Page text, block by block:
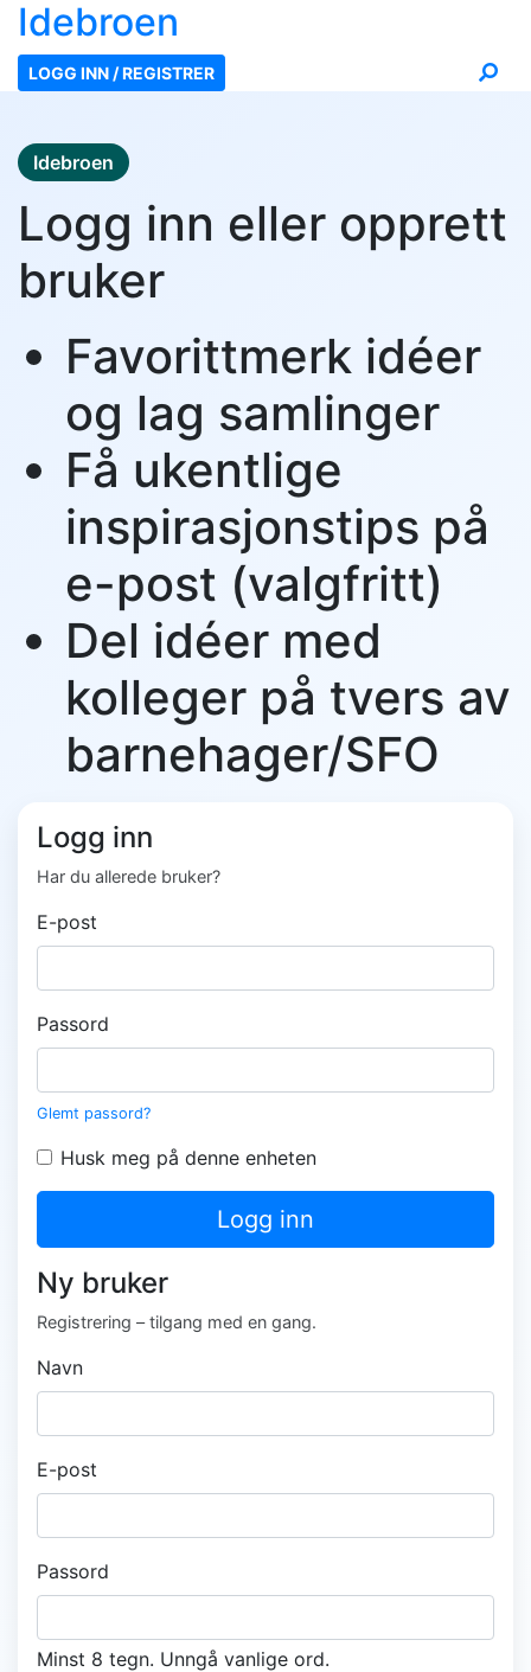
Idebroen
LOGG INN / REGISTRER
Idebroen
Logg inn eller opprett
bruker
Favorittmerk idéer
og lag samlinger
Få ukentlige
inspirasjonstips på
e-post (valgfritt)
Del idéer med
kolleger på tvers av
barnehager/SFO
Logg inn
Har du allerede bruker?
E-post
Passord
Glemt passord?
Husk meg på denne enheten
Logg inn
Ny bruker
Registrering – tilgang med en gang.
Navn
E-post
Passord
Minst 8 tegn. Unngå vanlige ord.